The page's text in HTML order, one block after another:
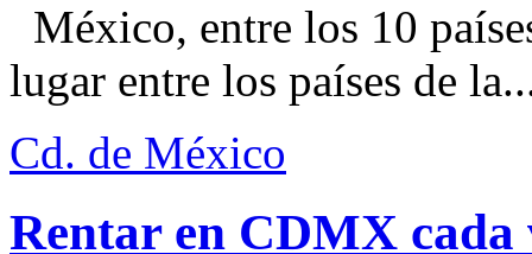
México, entre los 10
lugar entre los países de
Cd. de México
Rentar en CDMX cada